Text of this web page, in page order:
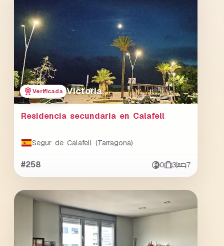
Verificada Victoria
Residencia secundaria en Calafell
Segur de Calafell (Tarragona)
#258 0 3 7